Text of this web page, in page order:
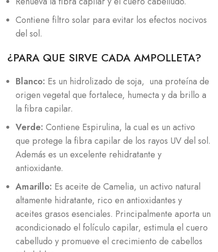
Contiene filtro solar para evitar los efectos nocivos
del sol.
¿PARA QUE SIRVE CADA AMPOLLETA?
Blanco: Es un hidrolizado de soja, una proteína de
origen vegetal que fortalece, humecta y da brillo a
la fibra capilar.
Verde: Contiene Espirulina, la cual es un activo
que protege la fibra capilar de los rayos UV del sol.
Además es un excelente rehidratante y
antioxidante.
Amarillo: Es aceite de Camelia, un activo natural
altamente hidratante, rico en antioxidantes y
aceites grasos esenciales. Principalmente aporta un
acondicionado el folículo capilar, estimula el cuero
cabelludo y promueve el crecimiento de cabellos